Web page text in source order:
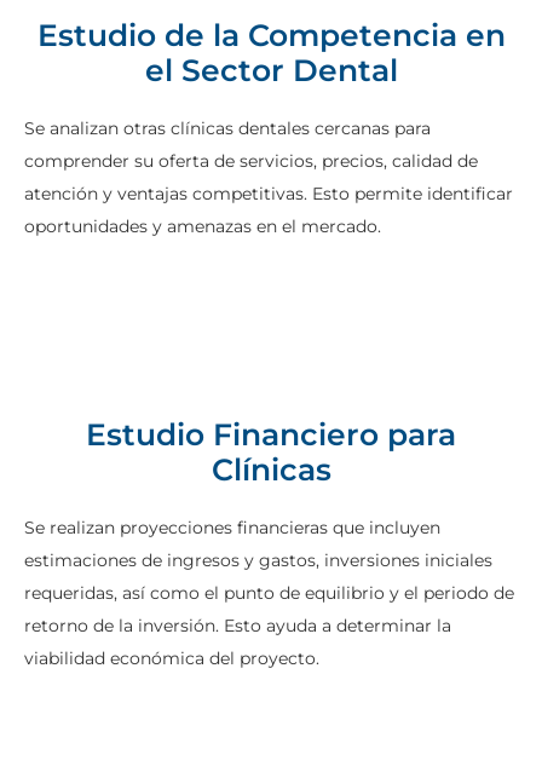
Estudio de la Competencia en
el Sector Dental
Se analizan otras clínicas dentales cercanas para
comprender su oferta de servicios, precios, calidad de
atención y ventajas competitivas. Esto permite identificar
oportunidades y amenazas en el mercado.
Estudio Financiero para
Clínicas
Se realizan proyecciones financieras que incluyen
estimaciones de ingresos y gastos, inversiones iniciales
requeridas, así como el punto de equilibrio y el periodo de
retorno de la inversión. Esto ayuda a determinar la
viabilidad económica del proyecto.